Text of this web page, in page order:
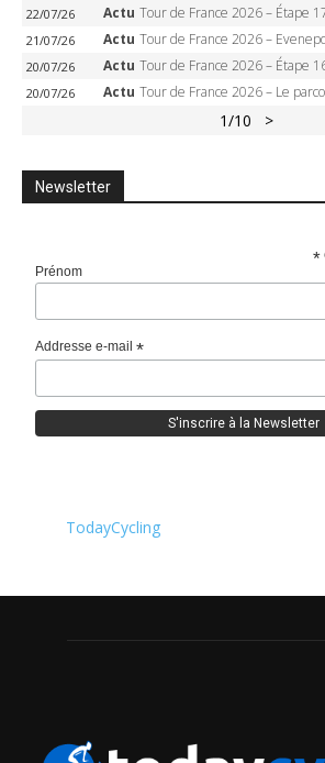
22/07/26 Actu Tour de France 2026 – Étape 17 : Pedersen peut-il verrouiller le
21/07/26 Actu Tour de France 2026 – Evenepoel écrase le chrono d’Évian, Seixas 4e,
20/07/26 Actu Tour de France 2026 – Étape 16 : Evenepoel, Pogacar, Ganna… qui domptera le chrono d’Évian
20/07/26 Actu Tour de France 2026 – Le parcours officiel complet : 21 étapes,
1/10 >
Newsletter
*
Prénom
Addresse e-mail*
TodayCycling